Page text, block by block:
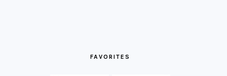
FAVORITES